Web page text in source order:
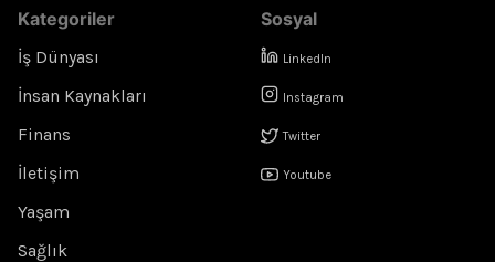
Kategoriler
İş Dünyası
İnsan Kaynakları
Finans
İletişim
Yaşam
Sağlık
Sosyal
LinkedIn
Instagram
Twitter
Youtube